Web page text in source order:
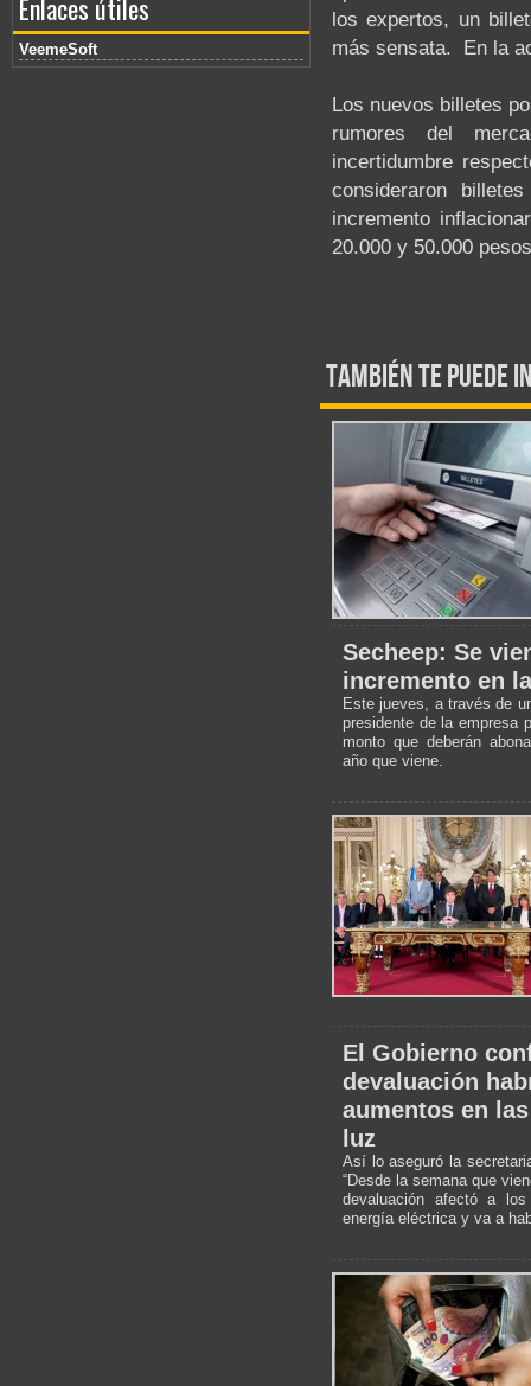
Enlaces útiles
VeemeSoft
los expertos, un
más sensata. En la
Los nuevos billetes
rumores del
incertidumbre
consideraron
incremento
20.000 y 50.000
También te puede
Secheep: Se
incremento en
Este jueves, a través de
presidente de la empresa
monto que deberán
año que viene.
El Gobierno
devaluación
aumentos en
luz
Así lo aseguró la
“Desde la semana que
devaluación afectó a
energía eléctrica y va a